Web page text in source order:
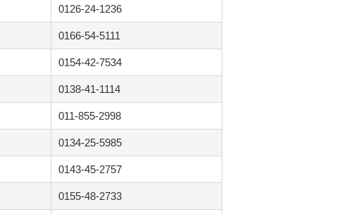
0126-24-1236
0166-54-5111
0154-42-7534
0138-41-1114
011-855-2998
0134-25-5985
0143-45-2757
0155-48-2733